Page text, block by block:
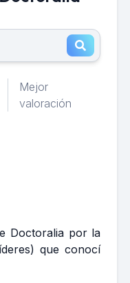
Mejor
valoración
Doctoralia por la
que conocí